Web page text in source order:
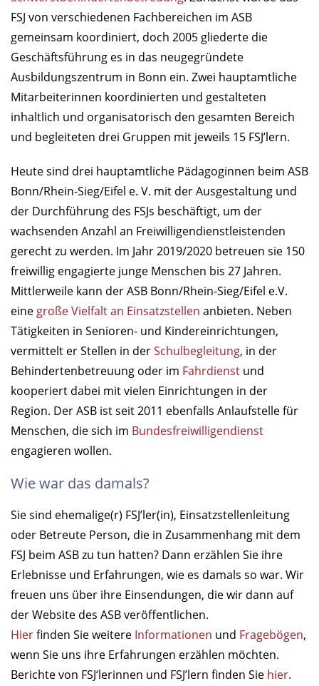
FSJ von verschiedenen Fachbereichen im ASB
gemeinsam koordiniert, doch 2005 gliederte die
Geschäftsführung es in das neugegründete
Ausbildungszentrum in Bonn ein. Zwei hauptamtliche
Mitarbeiterinnen koordinierten und gestalteten
inhaltlich und organisatorisch den gesamten Bereich
und begleiteten drei Gruppen mit jeweils 15 FSJ’lern.
Heute sind drei hauptamtliche Pädagoginnen beim ASB
Bonn/Rhein-Sieg/Eifel e. V. mit der Ausgestaltung und
der Durchführung des FSJs beschäftigt, um der
wachsenden Anzahl an Freiwilligendienstleistenden
gerecht zu werden. Im Jahr 2019/2020 betreuen sie 150
freiwillig engagierte junge Menschen bis 27 Jahren.
Mittlerweile kann der ASB Bonn/Rhein-Sieg/Eifel e.V.
eine große Vielfalt an Einsatzstellen anbieten. Neben
Tätigkeiten in Senioren- und Kindereinrichtungen,
vermittelt er Stellen in derSchulbegleitung, in der
Behindertenbetreuung oder im Fahrdienst und
kooperiert dabei mit vielen Einrichtungen in der
Region. Der ASB ist seit 2011 ebenfalls Anlaufstelle für
Menschen, die sich im Bundesfreiwilligendienst
engagieren wollen.
Wie war das damals?
Sie sind ehemalige(r) FSJ’ler(in), Einsatzstellenleitung
oder Betreute Person, die in Zusammenhang mit dem
FSJ beim ASB zu tun hatten? Dann erzählen Sie ihre
Erlebnisse und Erfahrungen, wie es damals so war. Wir
freuen uns über ihre Einsendungen, die wir dann auf
der Website des ASB veröffentlichen.
Hierfinden Sie weitere Informationen und Fragebögen,
wenn Sie uns ihre Erfahrungen erzählen möchten.
Berichte von FSJ‘lerinnen und FSJ’lern finden Sie hier.